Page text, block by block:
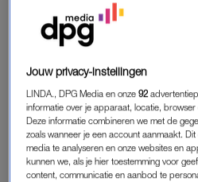
voor de ramen. Ze hebben er
een steiger met boot.
Jouw privacy-instellingen
LINDA., DPG Media en onze92
informatie over je apparaat, locatie,
Deze informatie combineren we met de
zoals wanneer je een account aanmaakt.
media te analyseren en onze websites en
kunnen we, als je hier toestemming voor
content, communicatie en aanbod te